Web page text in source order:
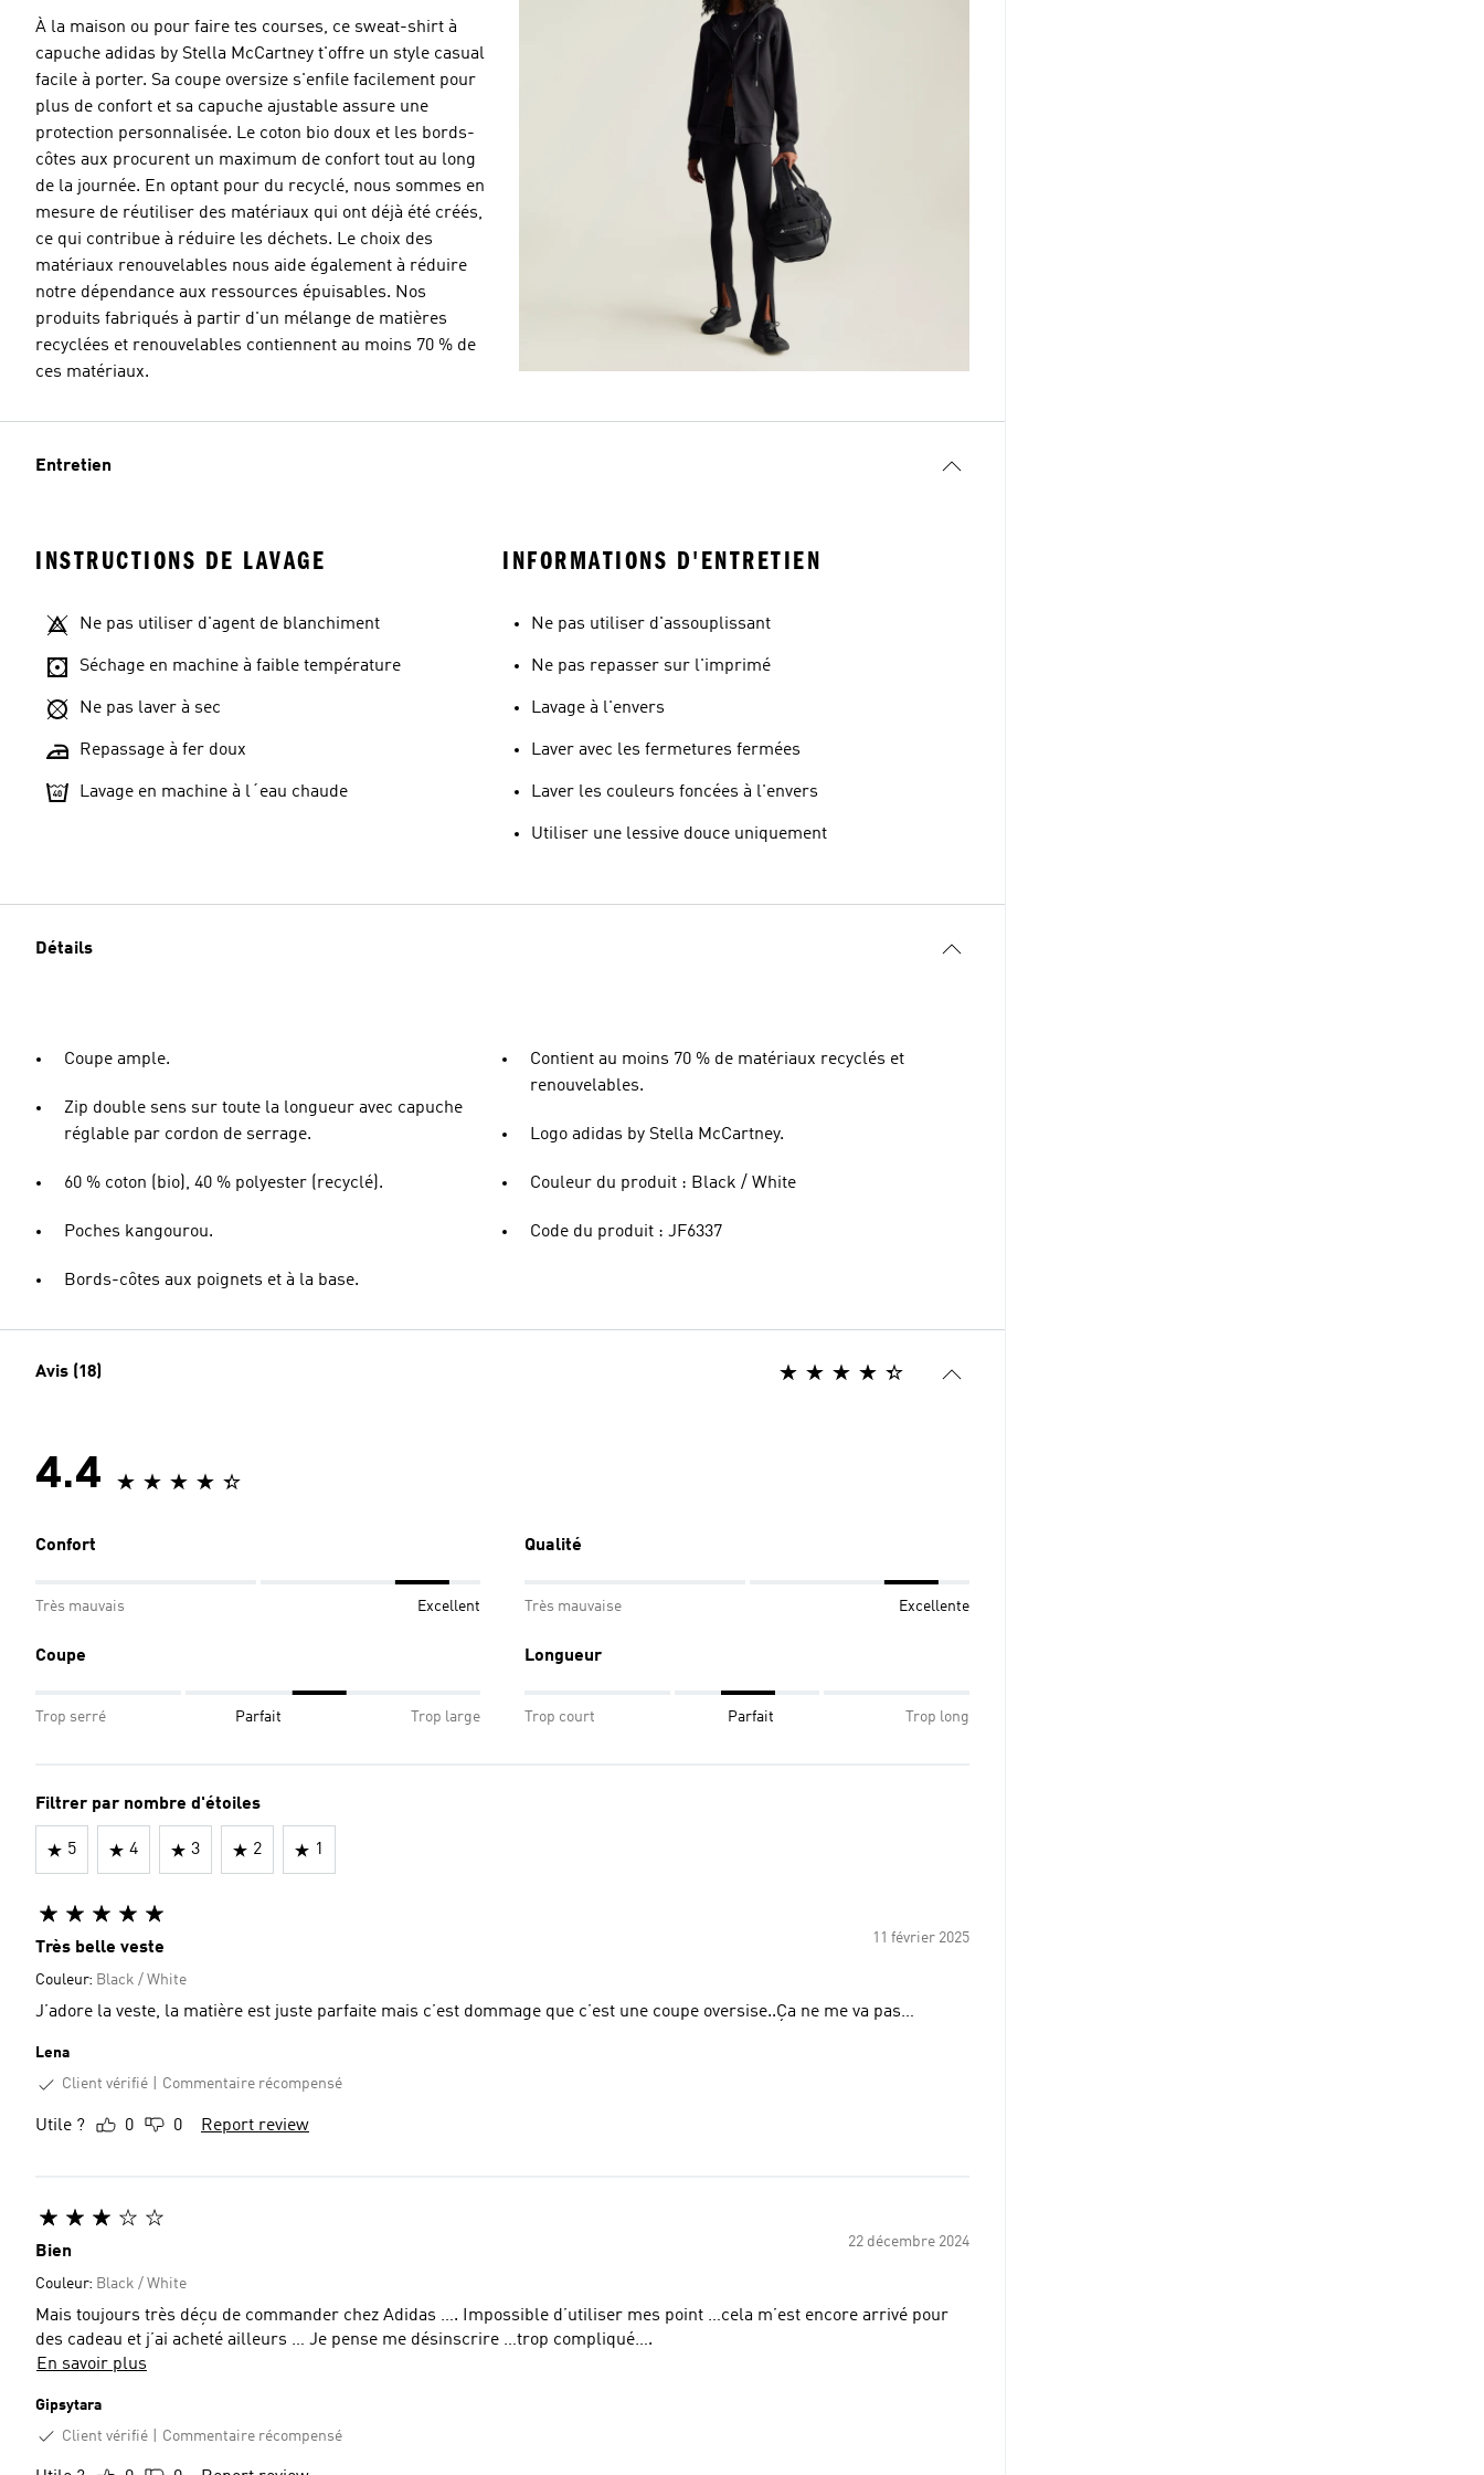
À la maison ou pour faire tes courses, ce sweat-shirt à
capuche adidas by Stella McCartney t'offre un style casual
facile à porter. Sa coupe oversize s'enfile facilement pour
plus de confort et sa capuche ajustable assure une
protection personnalisée. Le coton bio doux et les bords-
côtes aux procurent un maximum de confort tout au long
de la journée. En optant pour du recyclé, nous sommes en
mesure de réutiliser des matériaux qui ont déjà été créés,
ce qui contribue à réduire les déchets. Le choix des
matériaux renouvelables nous aide également à réduire
notre dépendance aux ressources épuisables. Nos
produits fabriqués à partir d'un mélange de matières
recyclées et renouvelables contiennent au moins 70 % de
ces matériaux.
Entretien
INSTRUCTIONS DE LAVAGE
Ne pas utiliser d'agent de blanchiment
Séchage en machine à faible température
Ne pas laver à sec
Repassage à fer doux
Lavage en machine à l´eau chaude
INFORMATIONS D'ENTRETIEN
Ne pas utiliser d'assouplissant
Ne pas repasser sur l'imprimé
Lavage à l'envers
Laver avec les fermetures fermées
Laver les couleurs foncées à l'envers
Utiliser une lessive douce uniquement
Détails
Coupe ample.
Zip double sens sur toute la longueur avec capuche
réglable par cordon de serrage.
60 % coton (bio), 40 % polyester (recyclé).
Poches kangourou.
Bords-côtes aux poignets et à la base.
Contient au moins 70 % de matériaux recyclés et
renouvelables.
Logo adidas by Stella McCartney.
Couleur du produit : Black / White
Code du produit : JF6337
Avis (18)
4.4
Confort
Très mauvais Excellent
Qualité
Très mauvaise Excellente
Coupe
Trop serré Parfait Trop large
Longueur
Trop court Parfait Trop long
Filtrer par nombre d'étoiles
5 4 3 2 1
11 février 2025
Très belle veste
Couleur: Black / White
J’adore la veste, la matière est juste parfaite mais c’est dommage que c’est une coupe oversise..Ça ne me va pas…
Lena
Client vérifié
Commentaire récompensé
Utile ? 0 0 Report review
22 décembre 2024
Bien
Couleur: Black / White
Mais toujours très déçu de commander chez Adidas …. Impossible d’utiliser mes point …cela m’est encore arrivé pour
des cadeau et j’ai acheté ailleurs … Je pense me désinscrire …trop compliqué….
En savoir plus
Gipsytara
Client vérifié
Commentaire récompensé